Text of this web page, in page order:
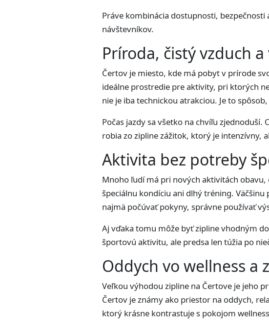
Práve kombinácia dostupnosti,
návštevníkov.
Príroda, čistý vzduch
Čertov je miesto, kde má pobyt v prírode
ideálne prostredie pre aktivity, pri ktorých
nie je iba technickou atrakciou. Je to
Počas jazdy sa všetko na chvíľu
robia zo zipline zážitok, ktorý je intenzívny,
Aktivita bez potreby
Mnoho ľudí má pri nových aktivitách obavu,
špeciálnu kondíciu ani dlhý tréning.
najmä počúvať pokyny, správne používať
Aj vďaka tomu môže byť zipline vhodným
športovú aktivitu, ale predsa len túžia po
Oddych vo wellness a
Veľkou výhodou zipline na Čertove je jeho
Čertov je známy ako priestor na oddych,
ktorý krásne kontrastuje s pokojom